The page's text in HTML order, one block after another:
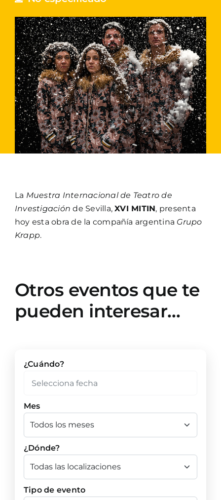
La Muestra Internacional de Teatro de
Investigación de Sevilla,XVI MITIN, presenta
hoy esta obra de la compañía argentina Grupo
Krapp.
Otros eventos que te
pueden interesar…
¿Cuándo?
Mes
¿Dónde?
Tipo de evento